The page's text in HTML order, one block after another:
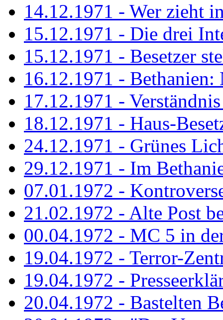
14.12.1971 - Wer zieht
15.12.1971 - Die drei
15.12.1971 - Besetzer
16.12.1971 - Bethanien:
17.12.1971 -
18.12.1971 - Haus-
24.12.1971 - Grünes
29.12.1971 - Im
07.01.1972 -
21.02.1972 - Alte Post
00.04.1972 - MC 5 in
19.04.1972 - Terror-
19.04.1972 -
20.04.1972 - Bastelten